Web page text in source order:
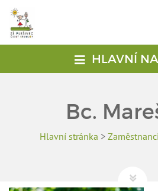
HLAVNÍ
Bc.
Hlavní stránka > Zaměstnanci